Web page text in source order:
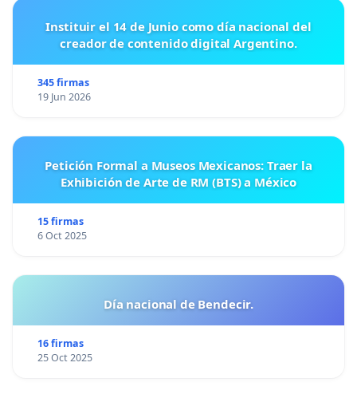
Instituir el 14 de Junio como día nacional del
creador de contenido digital Argentino.
345 firmas
19 Jun 2026
Petición Formal a Museos Mexicanos: Traer la
Exhibición de Arte de RM (BTS) a México
15 firmas
6 Oct 2025
Día nacional de Bendecir.
16 firmas
25 Oct 2025